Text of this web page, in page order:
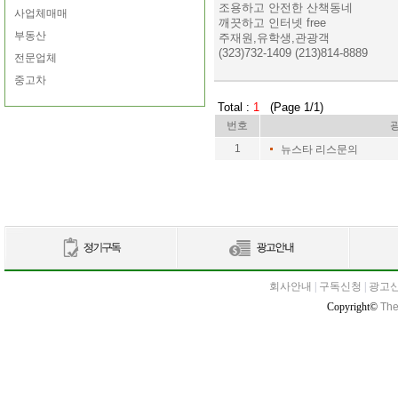
사업체매매
부동산
전문업체
중고차
조용하고 안전한 산책동네
깨끗하고 인터넷 free
주재원,유학생,관광객
(323)732-1409 (213)814-8889
Total : 1 (Page 1/1)
번호
1
뉴스타 리스문의
회사안내 구독신청
광고
Copyright©